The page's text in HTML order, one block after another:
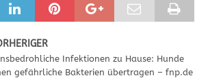
Infektionen zu Hause: Hunde
gefährliche Bakterien übertragen – fnp.de